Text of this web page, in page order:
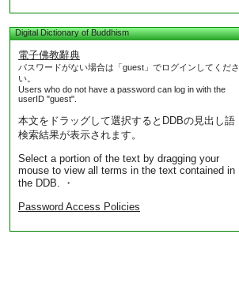
Digital Dictionary of Buddhism
電子佛教辭典
パスワードがない場合は「guest」でログインしてくださ
い。
Users who do not have a password can log in with the
userID "guest".
本文をドラッグして選択するとDDBの見出し語
検索結果が表示されます。
Select a portion of the text by dragging your
mouse to view all terms in the text contained in
the DDB. ・
Password Access Policies